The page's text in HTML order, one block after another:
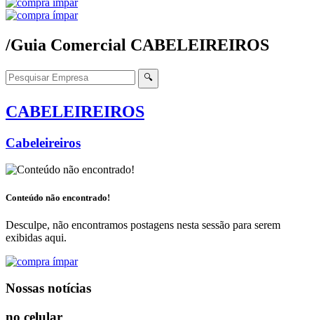
/Guia Comercial CABELEIREIROS
🔍
CABELEIREIROS
Cabeleireiros
Conteúdo não encontrado!
Desculpe, não encontramos postagens nesta sessão para serem
exibidas aqui.
Nossas notícias
no celular